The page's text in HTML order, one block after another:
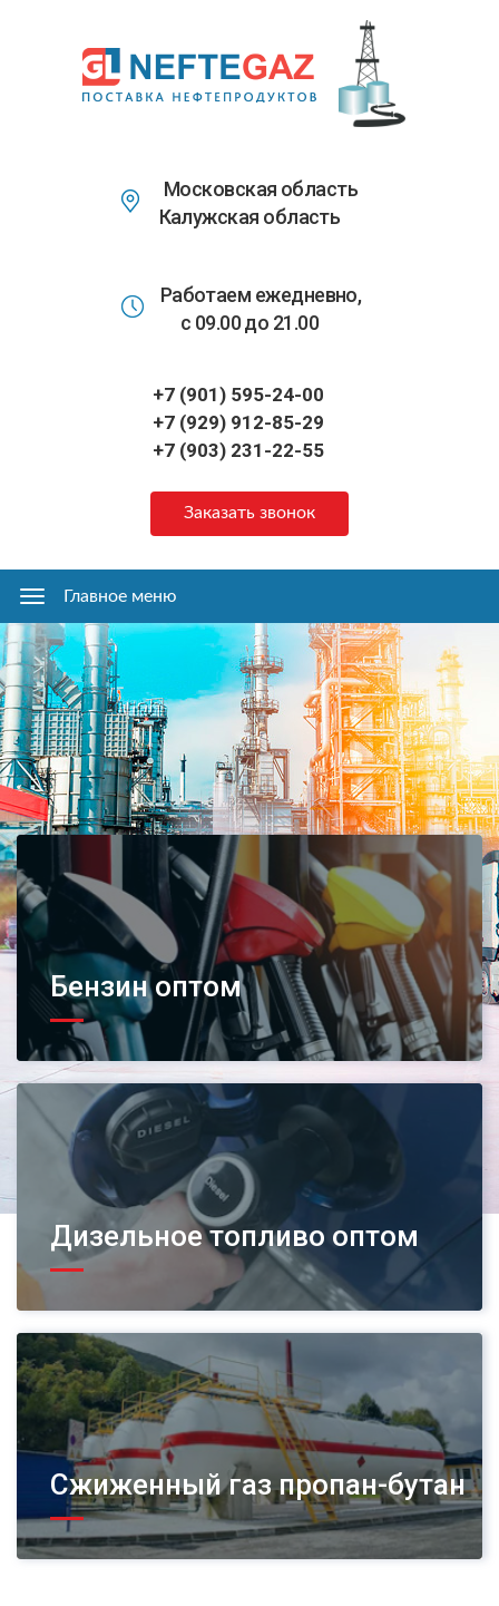
основному
содержанию
Московская область
Калужская область
Работаем ежедневно,
с 09.00 до 21.00
+7 (901) 595-24-00
+7 (929) 912-85-29
+7 (903) 231-22-55
Заказать звонок
Главное
меню
Главное меню
Бензин оптом
Дизельное топливо оптом
Сжиженный газ пропан-бутан